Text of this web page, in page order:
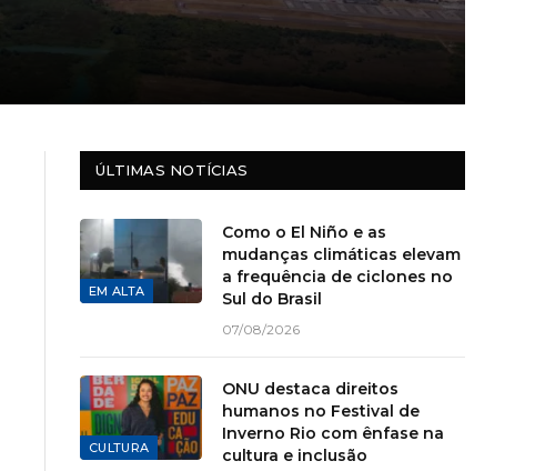
ÚLTIMAS NOTÍCIAS
EM ALTA
Como o El Niño e as
mudanças climáticas elevam
a frequência de ciclones no
Sul do Brasil
07/08/2026
CULTURA
ONU destaca direitos
humanos no Festival de
Inverno Rio com ênfase na
cultura e inclusão